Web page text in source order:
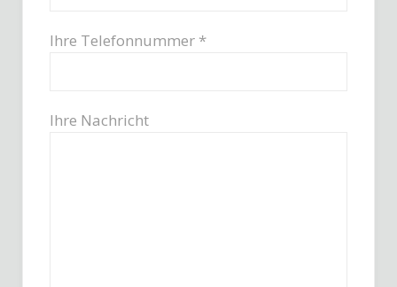
Ihre Telefonnummer *
Ihre Nachricht